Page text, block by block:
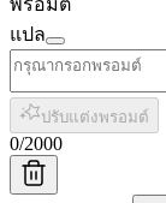
พรอมต์
แปล
ปรับแต่งพรอมต์
0/2000